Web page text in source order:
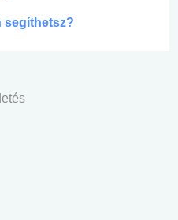
segíthetsz?